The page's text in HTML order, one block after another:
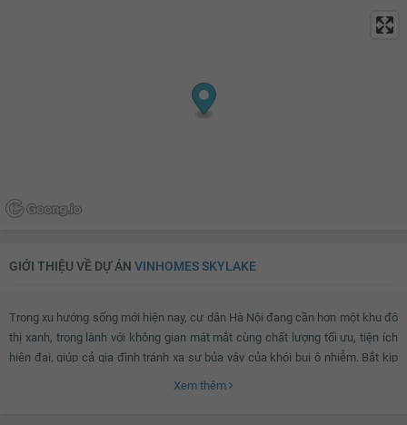
GIỚI THIỆU VỀ DỰ ÁN VINHOMES SKYLAKE
Trong xu hướng sống mới hiện nay, cư dân Hà Nội đang cần hơn một khu đô
thị xanh, trong lành với không gian mát mắt cùng chất lượng tối ưu, tiện ích
hiện đại, giúp cả gia đình tránh xa sự bủa vây của khói bụi ô nhiễm. Bắt kịp
Xem thêm